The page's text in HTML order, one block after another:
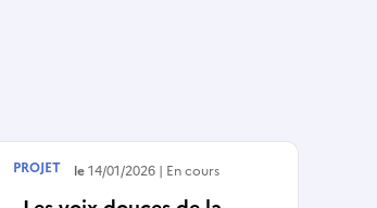
Débute le14/01/2026 En cours
PROJET